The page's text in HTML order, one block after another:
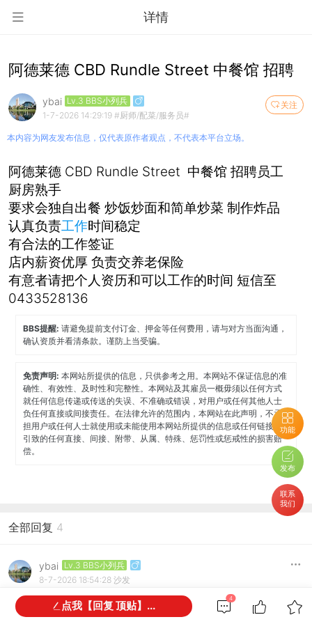
详情
功能
发布
联系
我们
阿德莱德 CBD Rundle Street 中餐馆 招聘
关注
ybai Lv.3 BBS小列兵
1-7-2026 14:29:19 #厨师/配菜/服务员#
本内容为网友发布信息，仅代表原作者观点，不代表本平台立场。
阿德莱德 CBD Rundle Street 中餐馆 招聘员工
厨房熟手
要求会独自出餐 炒饭炒面和简单炒菜 制作炸品
认真负责工作时间稳定
有合法的工作签证
店内薪资优厚 负责交养老保险
有意者请把个人资历和可以工作的时间 短信至
0433528136
BBS提醒:请避免提前支付订金、押金等任何费用，请与对方当面沟通，
确认资质并看清条款。谨防上当受骗。
免责声明:本网站所提供的信息，只供参考之用。本网站不保证信息的准
确性、有效性、及时性和完整性。本网站及其雇员一概毋须以任何方式
就任何信息传递或传送的失误、不准确或错误，对用户或任何其他人士
负任何直接或间接责任。在法律允许的范围内，本网站在此声明，不承
担用户或任何人士就使用或未能使用本网站所提供的信息或任何链接所
引致的任何直接、间接、附带、从属、特殊、惩罚性或惩戒性的损害赔
偿。
全部回复 4
ybai Lv.3 BBS小列兵
8-7-2026 18:54:28 沙发
此帖仅作者可见
4
点我【回复 顶贴】...